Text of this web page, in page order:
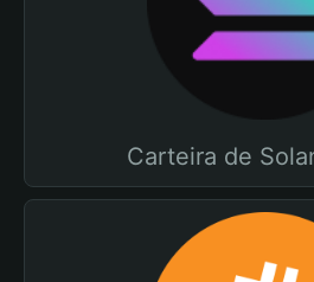
Carteira de